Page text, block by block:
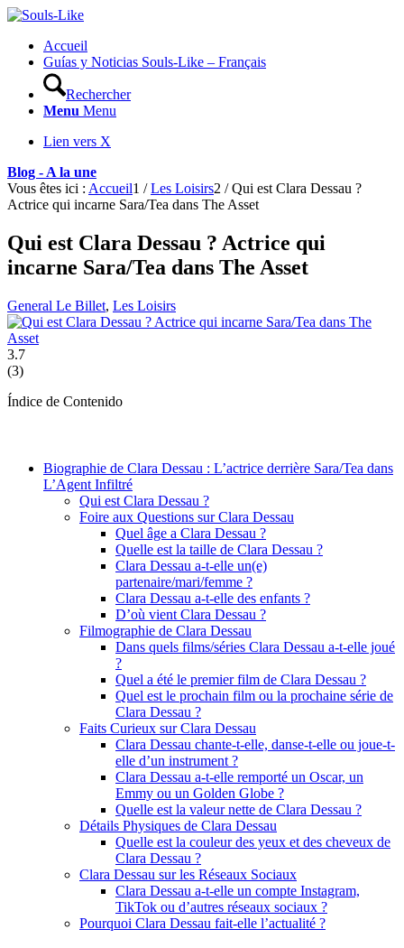
Accueil
Guías y Noticias Souls-Like – Français
Rechercher
Menu Menu
Lien vers X
Blog - A la une
Vous êtes ici : Accueil1 / Les Loisirs2 / Qui est Clara Dessau ?
Actrice qui incarne Sara/Tea dans The Asset
Qui est Clara Dessau ? Actrice qui
incarne Sara/Tea dans The Asset
General Le Billet, Les Loisirs
3.7
(3)
Índice de Contenido
Biographie de Clara Dessau : L’actrice derrière Sara/Tea dans
L’Agent Infiltré
Qui est Clara Dessau ?
Foire aux Questions sur Clara Dessau
Quel âge a Clara Dessau ?
Quelle est la taille de Clara Dessau ?
Clara Dessau a-t-elle un(e)
partenaire/mari/femme ?
Clara Dessau a-t-elle des enfants ?
D’où vient Clara Dessau ?
Filmographie de Clara Dessau
Dans quels films/séries Clara Dessau a-t-elle joué
?
Quel a été le premier film de Clara Dessau ?
Quel est le prochain film ou la prochaine série de
Clara Dessau ?
Faits Curieux sur Clara Dessau
Clara Dessau chante-t-elle, danse-t-elle ou joue-t-
elle d’un instrument ?
Clara Dessau a-t-elle remporté un Oscar, un
Emmy ou un Golden Globe ?
Quelle est la valeur nette de Clara Dessau ?
Détails Physiques de Clara Dessau
Quelle est la couleur des yeux et des cheveux de
Clara Dessau ?
Clara Dessau sur les Réseaux Sociaux
Clara Dessau a-t-elle un compte Instagram,
TikTok ou d’autres réseaux sociaux ?
Pourquoi Clara Dessau fait-elle l’actualité ?